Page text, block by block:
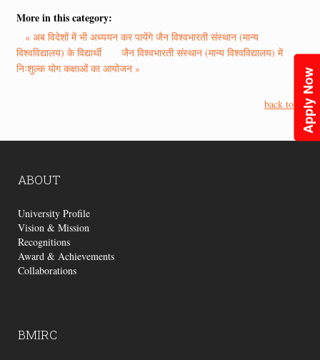
Apply Now
More in this category:
« अब विदेशों में भी अध्ययन कर पायेंगे जैन विश्वभारती संस्थान (मान्य
विश्वविद्यालय) के विद्यार्थी
जैन विश्वभारती संस्थान (मान्य विश्वविद्यालय) में
निःशुल्क योग कक्षाओं का आयोजन »
back to top
ABOUT
University Profile
Vision & Mission
Recognitions
Award & Achievements
Collaborations
BMIRC